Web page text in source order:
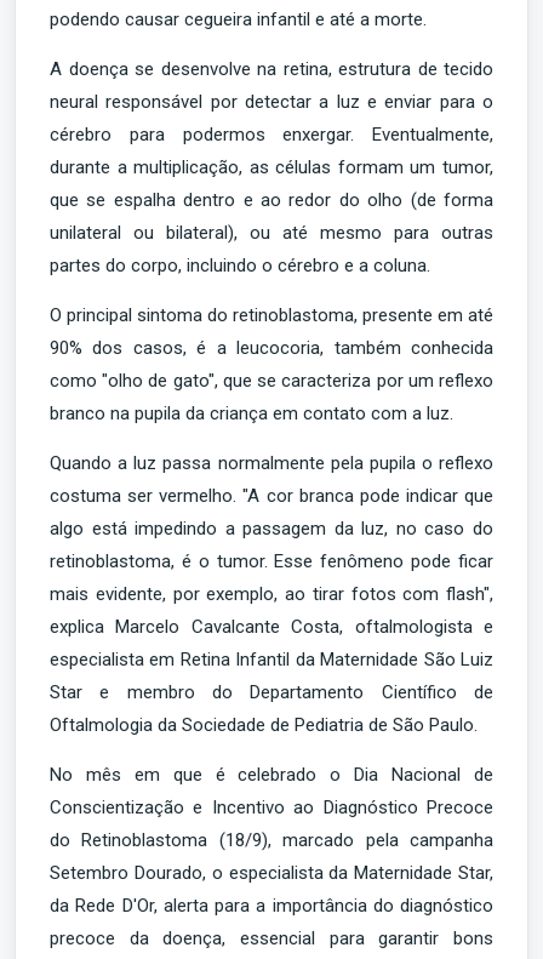
podendo causar cegueira infantil e até a morte.
A doença se desenvolve na retina, estrutura de tecido
neural responsável por detectar a luz e enviar para o
cérebro para podermos enxergar. Eventualmente,
durante a multiplicação, as células formam um tumor,
que se espalha dentro e ao redor do olho (de forma
unilateral ou bilateral), ou até mesmo para outras
partes do corpo, incluindo o cérebro e a coluna.
O principal sintoma do retinoblastoma, presente em até
90% dos casos, é a leucocoria, também conhecida
como "olho de gato", que se caracteriza por um reflexo
branco na pupila da criança em contato com a luz.
Quando a luz passa normalmente pela pupila o reflexo
costuma ser vermelho. "A cor branca pode indicar que
algo está impedindo a passagem da luz, no caso do
retinoblastoma, é o tumor. Esse fenômeno pode ficar
mais evidente, por exemplo, ao tirar fotos com flash",
explica Marcelo Cavalcante Costa, oftalmologista e
especialista em Retina Infantil da Maternidade São Luiz
Star e membro do Departamento Científico de
Oftalmologia da Sociedade de Pediatria de São Paulo.
No mês em que é celebrado o Dia Nacional de
Conscientização e Incentivo ao Diagnóstico Precoce
do Retinoblastoma (18/9), marcado pela campanha
Setembro Dourado, o especialista da Maternidade Star,
da Rede D'Or, alerta para a importância do diagnóstico
precoce da doença, essencial para garantir bons